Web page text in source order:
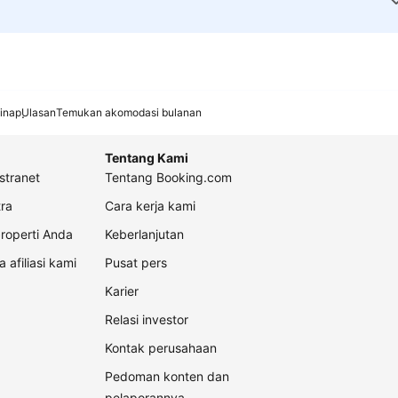
UlasanTemukan akomodasi bulanan
Anda
afiliasi kami
Tentang Kami
Tentang Booking.com
Cara kerja kami
Keberlanjutan
Pusat pers
Karier
Relasi investor
Kontak perusahaan
Pedoman konten dan